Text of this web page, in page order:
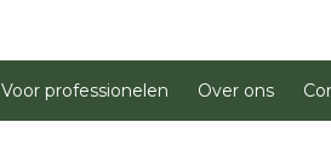
Voor professionelen Over ons